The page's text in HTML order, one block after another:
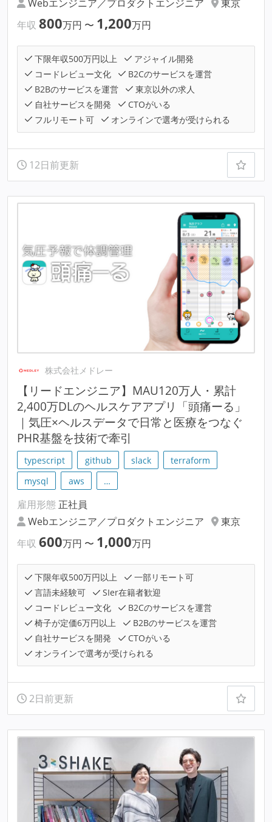
Webエンジニア／プロダクトエンジニア
東京
年収 800万円 〜 1,200万円
下限年収500万円以上
アジャイル開発
コードレビュー文化
B2Cのサービスを運営
B2Bのサービスを運営
東京以外の求人
自社サービスを開発
CTOがいる
フルリモート可
オンラインで選考が受けられる
12日前更新
株式会社メドレー
【リードエンジニア】MAU120万人・累計
2,400万DLのヘルスケアアプリ「頭痛ーる」
｜気圧×ヘルスデータで日常と医療をつなぐ
PHR基盤を技術で牽引
typescript github slack
terraform
mysql
aws …
雇用形態 正社員
Webエンジニア／プロダクトエンジニア
東京
年収 600万円 〜 1,000万円
下限年収500万円以上
一部リモート可
言語未経験可
SIer在籍者歓迎
コードレビュー文化
B2Cのサービスを運営
椅子が定価6万円以上
B2Bのサービスを運営
自社サービスを開発
CTOがいる
オンラインで選考が受けられる
2日前更新